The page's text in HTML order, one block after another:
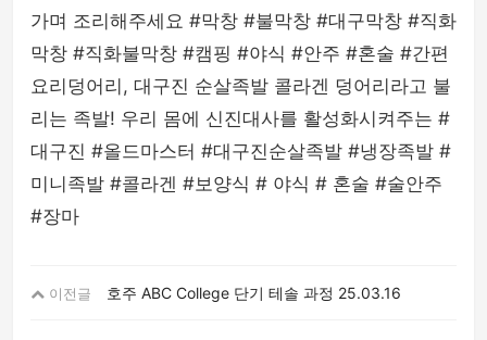
가며 조리해주세요 #막창 #불막창 #대구막창 #직화
막창 #직화불막창 #캠핑 #야식 #안주 #혼술 #간편
요리덩어리, 대구진 순살족발 콜라겐 덩어리라고 불
리는 족발! 우리 몸에 신진대사를 활성화시켜주는 #
대구진 #올드마스터 #대구진순살족발 #냉장족발 #
미니족발 #콜라겐 #보양식 # 야식 # 혼술 #술안주
#장마
이전글 호주 ABC College 단기 테솔 과정 25.03.16